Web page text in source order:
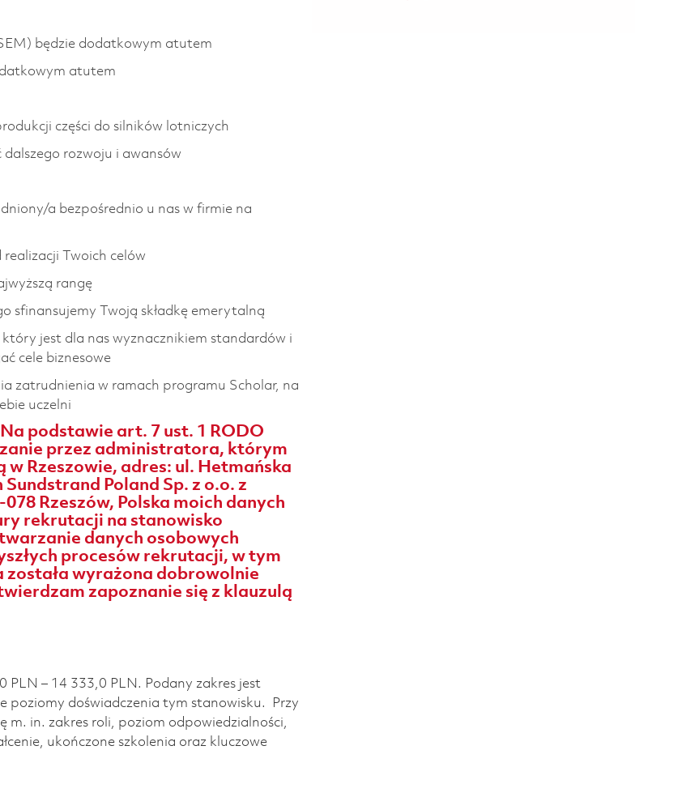
będzie dodatkowym atutem
atutem
części do silników lotniczych
rozwoju i awansów
a bezpośrednio u nas w firmie na
Twoich celów
rangę
sfinansujemy Twoją składkę emerytalną
który jest dla nas wyznacznikiem standardów i
cele biznesowe
zatrudnienia w ramach programu Scholar, na
uczelni
podstawie art. 7 ust. 1 RODO
przez administratora, którym
w Rzeszowie, adres: ul. Hetmańska
Poland Sp. z o.o. z
Rzeszów, Polska moich danych
rekrutacji na stanowisko
danych osobowych
procesów rekrutacji, w tym
została wyrażona dobrowolnie
zapoznanie się z klauzulą
– 14 333,0 PLN. Podany zakres jest
poziomy doświadczenia tym stanowisku. Przy
m. in. zakres roli, poziom odpowiedzialności,
ukończone szkolenia oraz kluczowe